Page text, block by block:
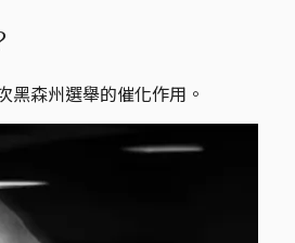
森州選舉的催化作用。